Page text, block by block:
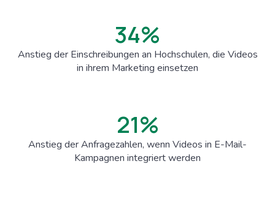
34%
Anstieg der Einschreibungen an Hochschulen, die Videos
in ihrem Marketing einsetzen
21%
Anstieg der Anfragezahlen, wenn Videos in E-Mail-
Kampagnen integriert werden